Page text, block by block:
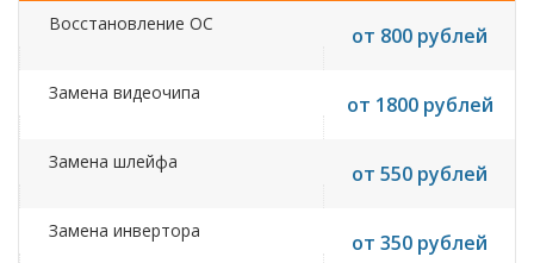
Восстановление ОС от 800 рублей
Замена видеочипа от 1800 рублей
Замена шлейфа от 550 рублей
Замена инвертора от 350 рублей